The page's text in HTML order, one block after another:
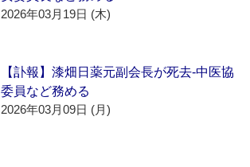
2026年03月19日 (木)
【訃報】漆畑日薬元副会長が死去‐中医協
委員など務める
2026年03月09日 (月)